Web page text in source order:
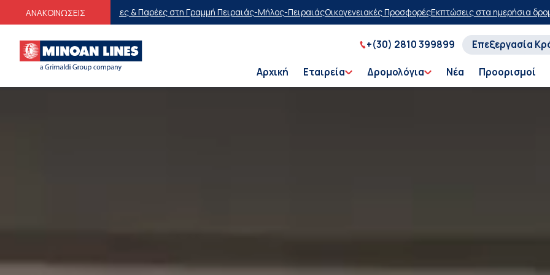
ΑΝΑΚΟΙΝΩΣΕΙΣ
Παρέες στη Γραμμή Πειραιάς-Μήλος-ΠειραιάςΟικογενειακές ΠροσφορέςΕκπτώσεις στα ημερήσια δρομολόγιαΑγοράστε τώρα,
+(30) 2810 399899 Επεξεργασία
Αρχική Εταιρεία Δρομολόγια Νέα Προορισμοί